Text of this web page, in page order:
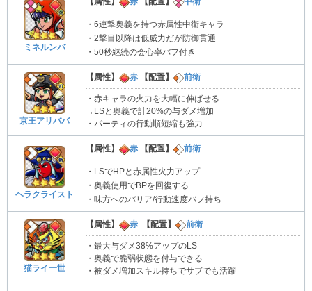
ミネルンバ
・6連撃奥義を持つ赤属性中衛キャラ
・2撃目以降は低威力だが防御貫通
・50秒継続の会心率バフ付き
京王アリババ
【属性】 赤 【配置】 前衛
・赤キャラの火力を大幅に伸ばせる
→LSと奥義で計20%の与ダメ増加
・パーティの行動順短縮も強力
ヘラクライスト
【属性】 赤 【配置】 前衛
・LSでHPと赤属性火力アップ
・奥義使用でBPを回復する
・味方へのバリア/行動速度バフ持ち
猫ライ一世
【属性】 赤 【配置】 前衛
・最大与ダメ38%アップのLS
・奥義で脆弱状態を付与できる
・被ダメ増加スキル持ちでサブでも活躍